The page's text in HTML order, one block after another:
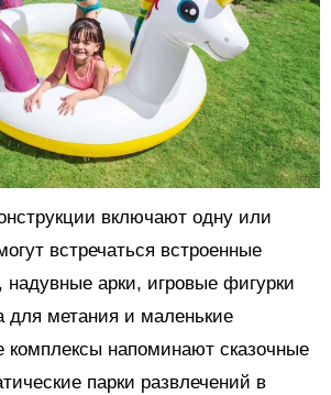
включают одну или
встречаться встроенные
надувные арки, игровые фигурки
для метания и маленькие
комплексы напоминают сказочные
парки развлечений в